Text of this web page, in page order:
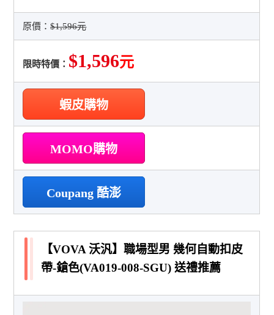
原價：$1,596元
限時特價： $1,596元
蝦皮購物
MOMO購物
Coupang 酷澎
【VOVA 沃汎】職場型男 幾何自動扣皮
帶-鎗色(VA019-008-SGU) 送禮推薦